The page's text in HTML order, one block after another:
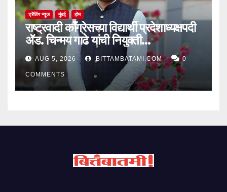
ट्रेंडिंग न्यूज मुंबई होम
राष्ट्रवादी काँग्रेसच्या विद्यार्थी प्रदेशाध्यक्षपदी
ॲड. चिन्मय गाढे यांची नियुक्ती…
AUG 5, 2026 BITTAMBATAMI.COM 0
COMMENTS